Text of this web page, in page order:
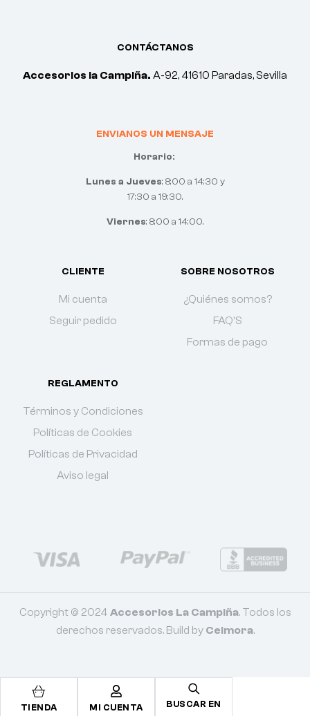
TIENDA MI CUENTA BUSCAR EN
CONTÁCTANOS
Accesorios la Campiña. A-92, 41610 Paradas, Sevilla
ENVIANOS UN MENSAJE
Horario:
Lunes a Jueves: 8:00 a 14:30 y
17:30 a 19:30.
Viernes: 8:00 a 14:00.
CLIENTE
Mi cuenta
Seguir pedido
SOBRE NOSOTROS
¿Quiénes somos?
FAQ'S
Formas de pago
REGLAMENTO
Términos y Condiciones
Políticas de Cookies
Políticas de Privacidad
Aviso legal
Copyright © 2024 Accesorios La Campiña. Todos los
derechos reservados. Build byCelmora.